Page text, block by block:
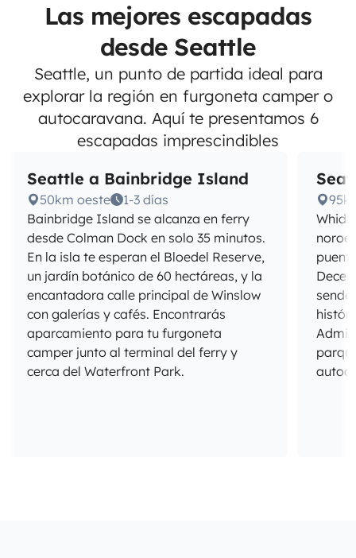
Las mejores escapadas
desde Seattle
Seattle, un punto de partida ideal para
explorar la región en furgoneta camper o
autocaravana. Aquí te presentamos 6
escapadas imprescindibles
Seattle a Bainbridge Island
50km oeste
1-3 días
Bainbridge Island se alcanza en ferry
desde Colman Dock en solo 35 minutos.
En la isla te esperan el Bloedel Reserve,
un jardín botánico de 60 hectáreas, y la
encantadora calle principal de Winslow
con galerías y cafés. Encontrarás
aparcamiento para tu furgoneta
camper junto al terminal del ferry y
cerca del Waterfront Park.